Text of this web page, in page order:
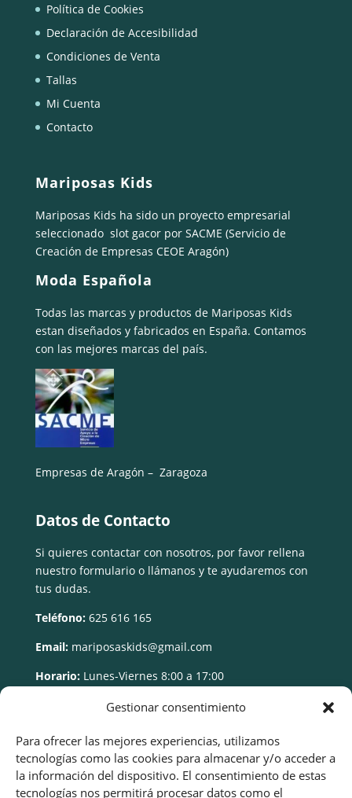
Gestionar consentimiento
Para ofrecer las mejores experiencias, utilizamos
tecnologías como las cookies para almacenar y/o acceder a
la información del dispositivo. El consentimiento de estas
tecnologías nos permitirá procesar datos como el
Política de Cookies
Declaración de Accesibilidad
Condiciones de Venta
Tallas
Mi Cuenta
Contacto
Mariposas Kids
Mariposas Kids ha sido un proyecto empresarial
seleccionado slot gacorpor SACME (Servicio de
Creación de Empresas CEOE Aragón)
Moda Española
Todas las marcas y productos de Mariposas Kids
estan diseñados y fabricados en España. Contamos
con las mejores marcas del país.
Empresas de Aragón – Zaragoza
Datos de Contacto
Si quieres contactar con nosotros, por favor rellena
nuestro formulario o llámanos y te ayudaremos con
tus dudas.
Teléfono: 625 616 165
Email: mariposaskids@gmail.com
Horario: Lunes-Viernes 8:00 a 17:00